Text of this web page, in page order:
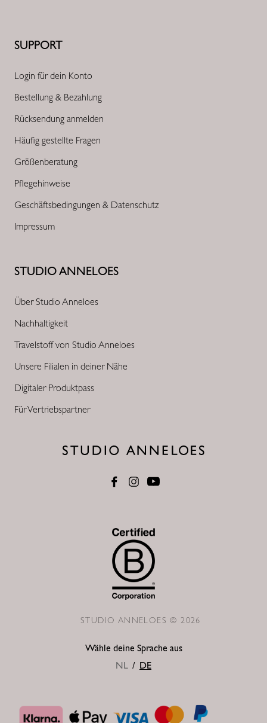
STUDIO ANNELOES
Über Studio Anneloes
Nachhaltigkeit
Travelstoff von Studio Anneloes
Unsere Filialen in deiner Nähe
Digitaler Produktpass
Für Vertriebspartner
SUPPORT
Login für dein Konto
Bestellung & Bezahlung
Rücksendung anmelden
Häufig gestellte Fragen
Größenberatung
Pflegehinweise
Geschäftsbedingungen & Datenschutz
Impressum
Wähle deine Sprache aus
NL / DE
STUDIO ANNELOES © 2026